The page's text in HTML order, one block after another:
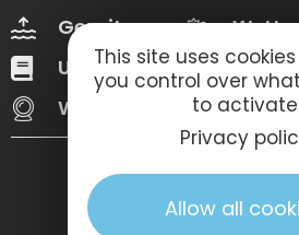
Gezeiten
Unsere Broschüren
Webcams
This site uses
you control over
to activate
Privacy
Allow all